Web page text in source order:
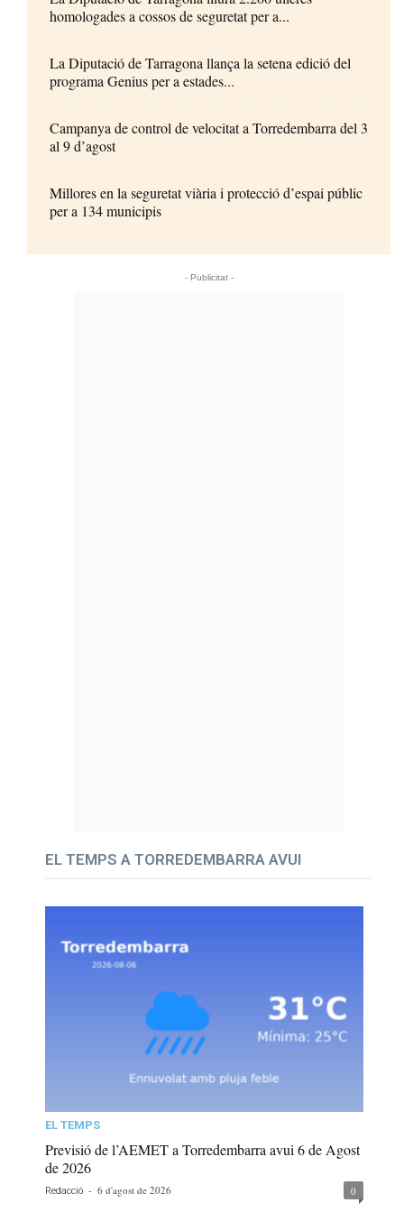
homologades a cossos de seguretat per a...
La Diputació de Tarragona llança la setena edició del
programa Genius per a estades...
Campanya de control de velocitat a Torredembarra del 3
al 9 d’agost
Millores en la seguretat viària i protecció d’espai públic
per a 134 municipis
- Publicitat -
EL TEMPS A TORREDEMBARRA AVUI
EL TEMPS
Previsió de l’AEMET a Torredembarra avui 6 de Agost
de 2026
Redacció - 6 d'agost de 2026 0